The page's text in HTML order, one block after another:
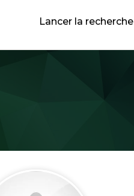
Lancer la recherche